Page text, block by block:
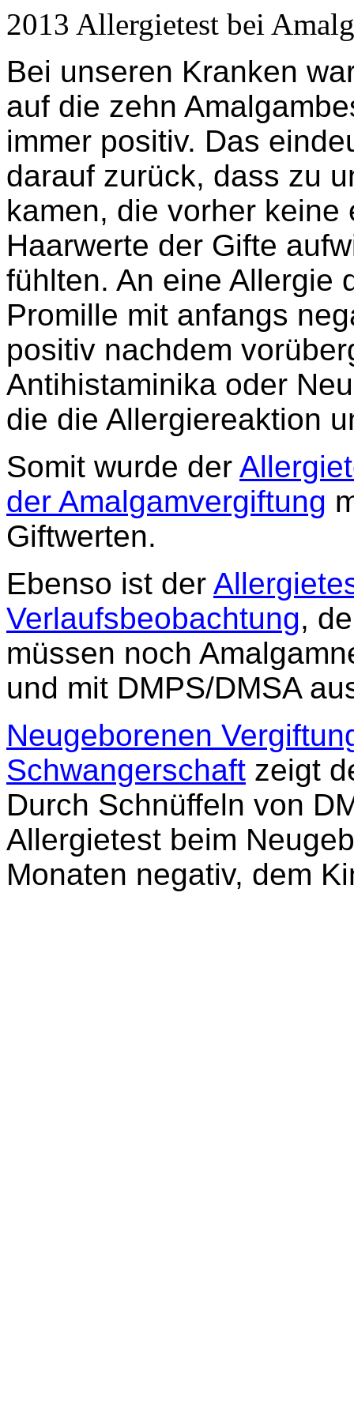
2013 Allergietest bei
Bei unseren Kranken
auf die zehn
immer positiv. Das
darauf zurück, dass zu
kamen, die vorher
Haarwerte der Gifte
fühlten. An eine Allergie
Promille mit anfangs
positiv nachdem
Antihistaminika oder
die die Allergiereaktion
Somit wurde der
der Amalgamvergiftung
Giftwerten.
Ebenso ist der
Verlaufsbeobachtung,
müssen noch
und mit DMPS/DMSA
Neugeborenen
Schwangerschaft zeigt
Durch Schnüffeln von
Allergietest beim
Monaten negativ, dem